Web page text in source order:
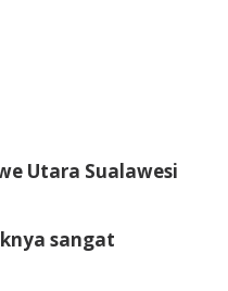
Utara Sualawesi
sangat